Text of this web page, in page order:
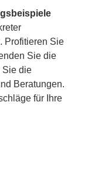
Profitieren Sie
Sie die
Sie die
Beratungen.
für Ihre